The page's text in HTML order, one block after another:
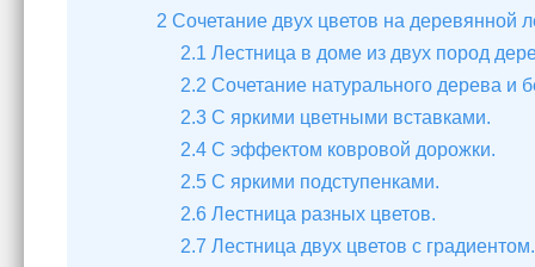
2 Сочетание двух цветов на деревянной
2.1 Лестница в доме из двух пород
2.2 Сочетание натурального дерева и
2.3 С яркими цветными вставками.
2.4 С эффектом ковровой дорожки.
2.5 С яркими подступенками.
2.6 Лестница разных цветов.
2.7 Лестница двух цветов с градиентом.